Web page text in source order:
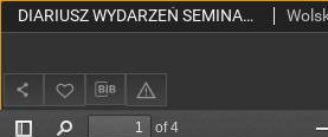
DIARIUSZ WYDARZEŃ SEMINARYJNYCH, LIPIEC 1999 – CZERWIEC 2000